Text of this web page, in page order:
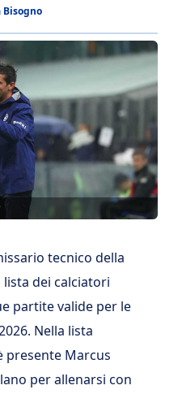
Bisogno
tecnico della
dei calciatori
partite valide per le
Nella lista
presente Marcus
per allenarsi con